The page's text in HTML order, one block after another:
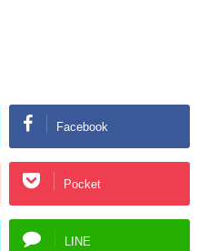
Facebook
Pocket
LINE